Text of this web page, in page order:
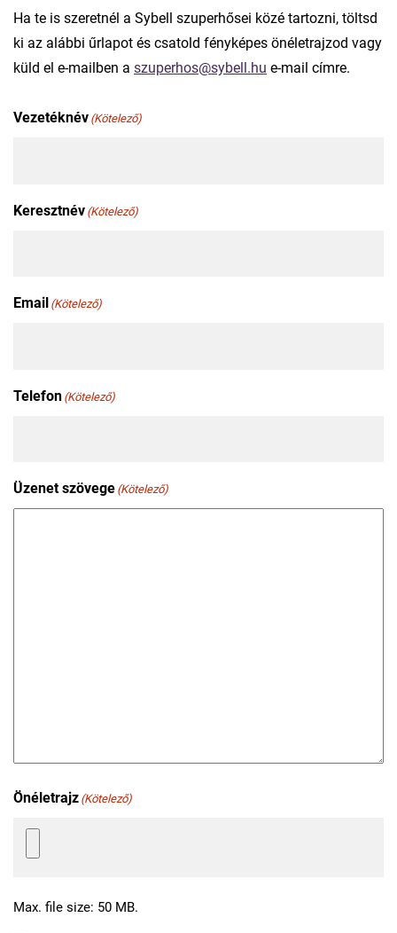
Ha te is szeretnél a Sybell szuperhősei közé tartozni, töltsd
ki az alábbi űrlapot és csatold fényképes önéletrajzod vagy
küld el e-mailben a szuperhos@sybell.hu e-mail címre.
Vezetéknév (Kötelező)
Keresztnév (Kötelező)
Email (Kötelező)
Telefon (Kötelező)
Üzenet szövege (Kötelező)
Önéletrajz (Kötelező)
Max. file size: 50 MB.